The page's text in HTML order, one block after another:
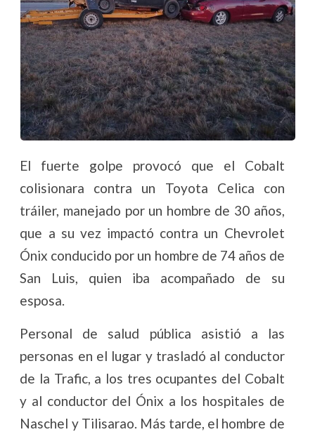
El fuerte golpe provocó que el Cobalt
colisionara contra un Toyota Celica con
tráiler, manejado por un hombre de 30 años,
que a su vez impactó contra un Chevrolet
Ónix conducido por un hombre de 74 años de
San Luis, quien iba acompañado de su
esposa.
Personal de salud pública asistió a las
personas en el lugar y trasladó al conductor
de la Trafic, a los tres ocupantes del Cobalt
y al conductor del Ónix a los hospitales de
Naschel y Tilisarao. Más tarde, el hombre de